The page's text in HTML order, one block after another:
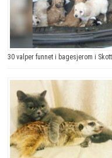
30 valper funnet i bagesjerom i